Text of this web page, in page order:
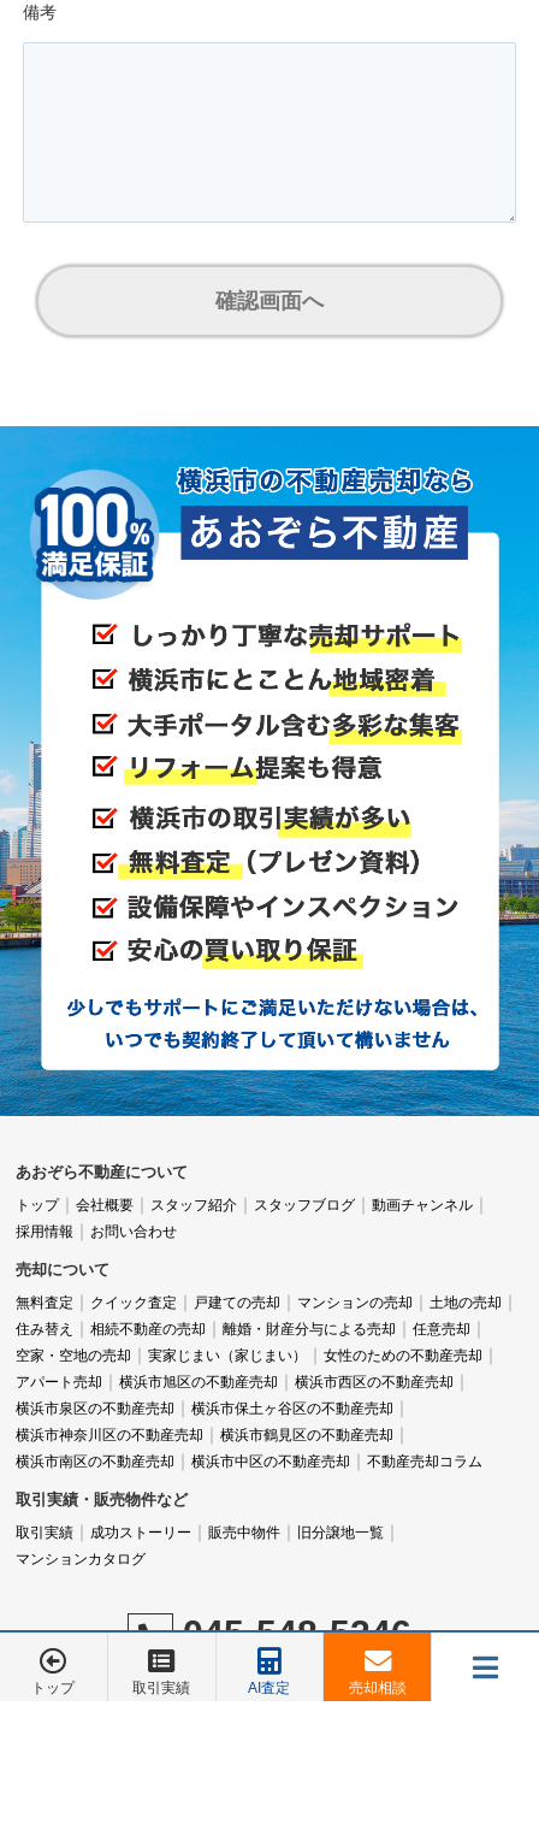
備考
確認画面へ
あおぞら不動産について
トップ 会社概要 スタッフ紹介 スタッフブログ
動画チャンネル
採用情報
お問い合わせ
売却について
無料査定 クイック査定 戸建ての売却 マンションの売却
土地の売却
住み替え
相続不動産の売却 離婚・財産分与による売却
任意売却
空家・空地の売却
実家じまい（家じまい）
女性のための不動産売却
アパート売却
横浜市旭区の不動産売却
横浜市西区の不動産売却
横浜市泉区の不動産売却
横浜市保土ヶ谷区の不動産売却
横浜市神奈川区の不動産売却
横浜市鶴見区の不動産売却
横浜市南区の不動産売却
横浜市中区の不動産売却 不動産売却コラム
取引実績・販売物件など
取引実績 成功ストーリー 販売中物件
旧分譲地一覧
マンションカタログ
045-548-5246
営業時間：9:00～18:00
定休日：水曜日
トップ 取引実績 AI査定
売却相談